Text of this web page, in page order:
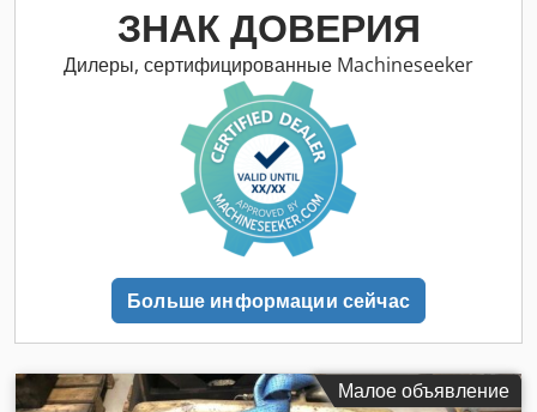
ЗНАК ДОВЕРИЯ
Дилеры, сертифицированные Machineseeker
Больше информации сейчас
Малое объявление